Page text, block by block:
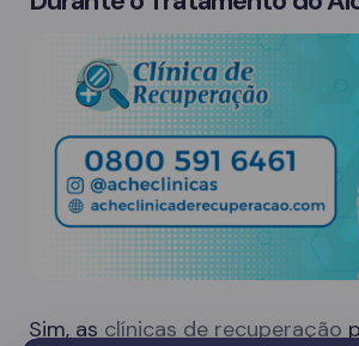
Sim, as clínicas de recuperação